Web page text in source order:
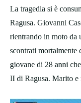
La tragedia si è
Ragusa. Giovanni
rientrando in moto da
scontrati mortalmente
giovane di 28 anni
II di Ragusa. Marito e